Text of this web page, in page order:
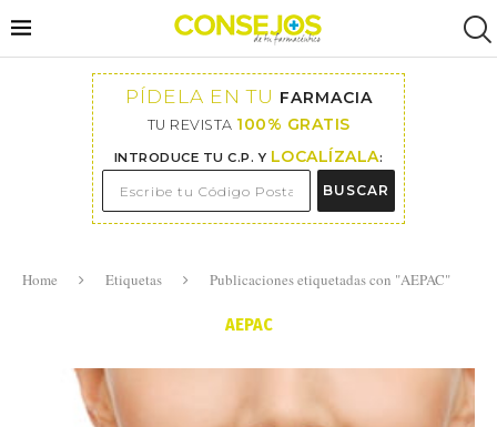
PÍDELA EN TU FARMACIA
TU REVISTA 100% GRATIS
INTRODUCE TU C.P. Y LOCALÍZALA:
BUSCAR
Home Etiquetas Publicaciones etiquetadas con "AEPAC"
AEPAC